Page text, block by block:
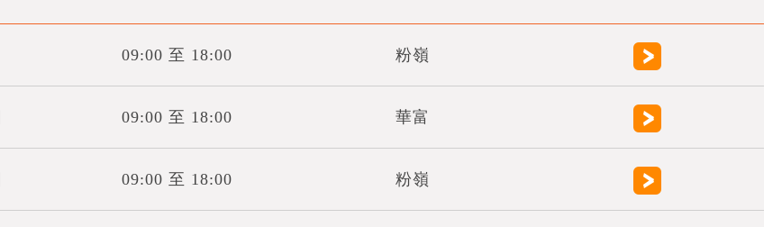
09:00 至 18:00 粉嶺
09:00 至 18:00 華富
09:00 至 18:00 粉嶺